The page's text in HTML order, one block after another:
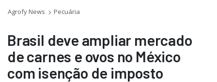
Agrofy News Pecuária
Brasil deve ampliar mercado
de carnes e ovos no México
com isenção de imposto